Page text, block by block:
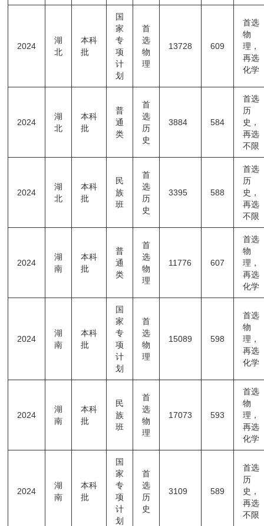
2024
湖
北
本科
批
国
家
专
项
计
划
首
选
物
理
13728 609
首选
物
理，
再选
化学
2024
湖
北
本科
批
普
通
类
首
选
历
史
3884 584
首选
历
史，
再选
不限
2024
湖
北
本科
批
民
族
班
首
选
历
史
3395 588
首选
历
史，
再选
不限
2024
湖
南
本科
批
普
通
类
首
选
物
理
11776 607
首选
物
理，
再选
化学
2024
湖
南
本科
批
国
家
专
项
计
划
首
选
物
理
15089 598
首选
物
理，
再选
化学
2024
湖
南
本科
批
民
族
班
首
选
物
理
17073 593
首选
物
理，
再选
化学
2024
湖
南
本科
批
国
家
专
项
计
划
首
选
历
史
3109 589
首选
历
史，
再选
不限